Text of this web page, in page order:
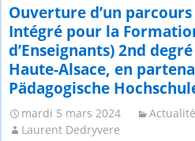
Ouverture
d’un
M2
LEA
Langues
Droit
Commerce
Ouverture d’un parcours
Intégré pour la
d’Enseignants) 2nd
Haute-Alsace, en
Pädagogische
mardi 5 mars 2024
Laurent Dedryvere